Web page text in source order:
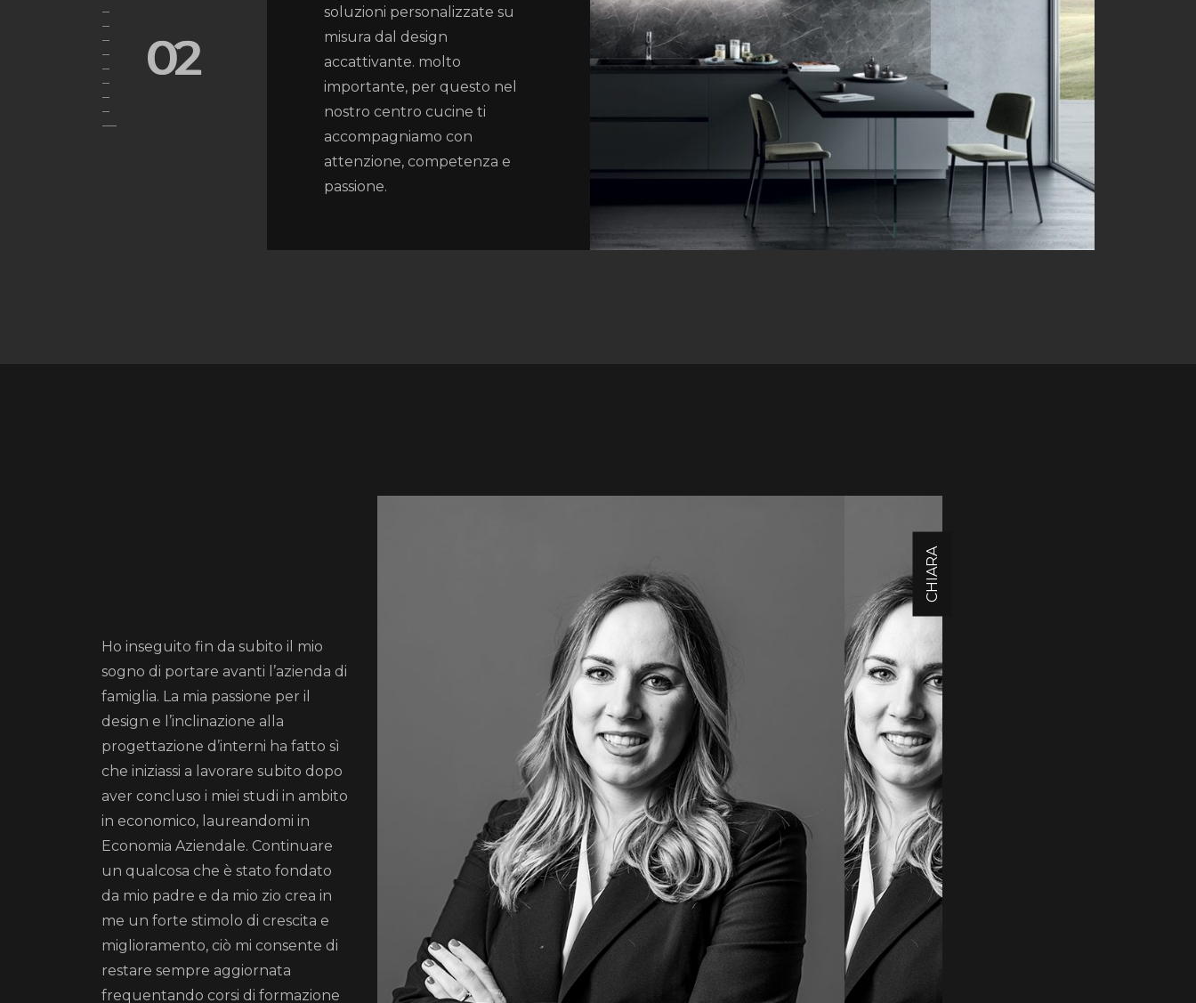
02
soluzioni personalizzate su
misura dal design
accattivante. molto
importante, per questo nel
nostro centro cucine ti
accompagniamo con
attenzione, competenza e
passione.
Ho inseguito fin da subito il mio
sogno di portare avanti l’azienda di
famiglia. La mia passione per il
design e l’inclinazione alla
progettazione d’interni ha fatto sì
che iniziassi a lavorare subito dopo
aver concluso i miei studi in ambito
in economico, laureandomi in
Economia Aziendale. Continuare
un qualcosa che è stato fondato
da mio padre e da mio zio crea in
me un forte stimolo di crescita e
miglioramento, ciò mi consente di
restare sempre aggiornata
frequentando corsi di formazione
CHIARA